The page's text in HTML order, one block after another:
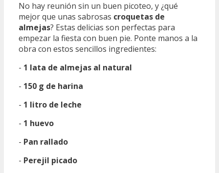
No hay reunión sin un buen picoteo, y ¿qué
mejor que unas sabrosas croquetas de
almejas? Estas delicias son perfectas para
empezar la fiesta con buen pie. Ponte manos a la
obra con estos sencillos ingredientes:
- 1 lata de almejas al natural
- 150 g de harina
- 1 litro de leche
- 1 huevo
- Pan rallado
- Perejil picado